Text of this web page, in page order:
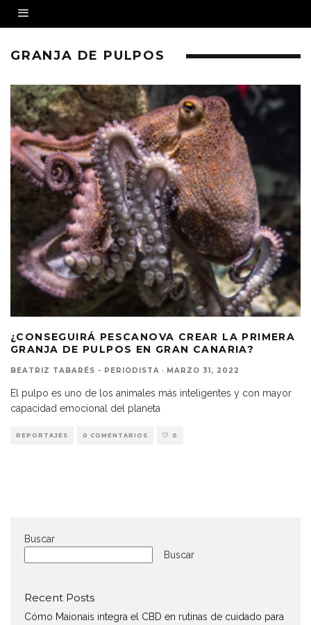
GRANJA DE PULPOS
¿CONSEGUIRÁ PESCANOVA CREAR LA PRIMERA
GRANJA DE PULPOS EN GRAN CANARIA?
BEATRIZ TABARÉS - PERIODISTA · MARZO 31, 2022
El pulpo es uno de los animales más inteligentes y con mayor
capacidad emocional del planeta
REPORTAJES 0 COMENTARIOS 0
Buscar
Buscar
Recent Posts
Cómo Maionais integra el CBD en rutinas de cuidado para